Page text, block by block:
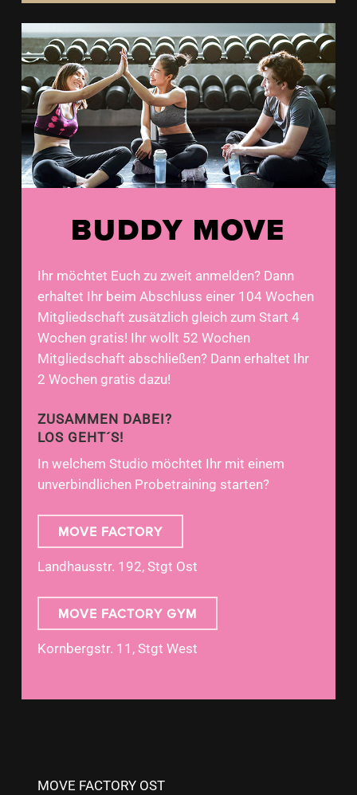
BUDDY MOVE
Ihr möchtet Euch zu zweit anmelden? Dann
erhaltet Ihr beim Abschluss einer 104 Wochen
Mitgliedschaft zusätzlich gleich zum Start 4
Wochen gratis! Ihr wollt 52 Wochen
Mitgliedschaft abschließen? Dann erhaltet Ihr
2 Wochen gratis dazu!
ZUSAMMEN DABEI?
LOS GEHT´S!
In welchem Studio möchtet Ihr mit einem
unverbindlichen Probetraining starten?
MOVE FACTORY
Landhausstr. 192, Stgt Ost
MOVE FACTORY GYM
Kornbergstr. 11, Stgt West
MOVE FACTORY OST